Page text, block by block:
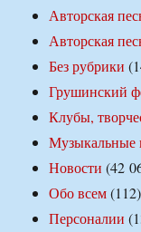
Авторская
Авторская
Без рубрики
Грушинский
Клубы,
Музыкальные
Новости (42
Обо всем(112)
Персоналии